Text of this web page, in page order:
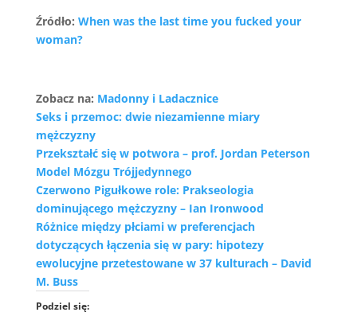
Źródło: When was the last time you fucked your
woman?
Zobacz na: Madonny i Ladacznice
Seks i przemoc: dwie niezamienne miary
mężczyzny
Przekształć się w potwora – prof. Jordan Peterson
Model Mózgu Trójjedynnego
Czerwono Pigułkowe role: Prakseologia
dominującego mężczyzny – Ian Ironwood
Różnice między płciami w preferencjach
dotyczących łączenia się w pary: hipotezy
ewolucyjne przetestowane w 37 kulturach – David
M. Buss
Podziel się: